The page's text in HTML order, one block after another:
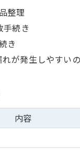
整理
手続き
き
が発生しやすい
内容